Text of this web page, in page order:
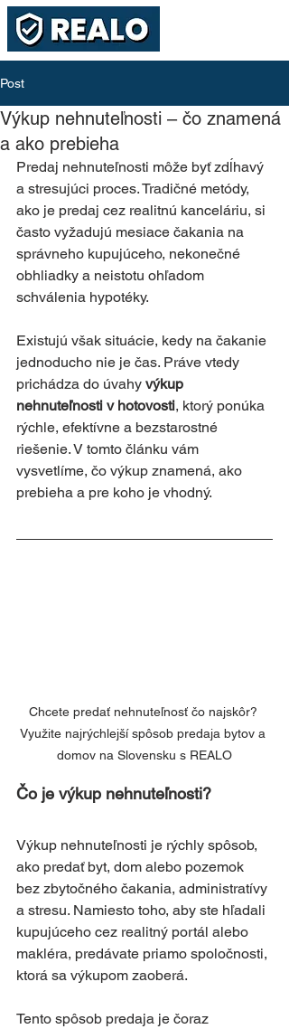
Post
Výkup nehnuteľnosti – čo znamená
a ako prebieha
Predaj nehnuteľnosti môže byť zdĺhavý
a stresujúci proces. Tradičné metódy,
ako je predaj cez realitnú kanceláriu, si
často vyžadujú mesiace čakania na
správneho kupujúceho, nekonečné
obhliadky a neistotu ohľadom
schválenia hypotéky.
Existujú však situácie, kedy na čakanie
jednoducho nie je čas. Práve vtedy
prichádza do úvahy výkup
nehnuteľnosti v hotovosti, ktorý ponúka
rýchle, efektívne a bezstarostné
riešenie. V tomto článku vám
vysvetlíme, čo výkup znamená, ako
prebieha a pre koho je vhodný.
Chcete predať nehnuteľnosť čo najskôr?
Využite najrýchlejší spôsob predaja bytov a
domov na Slovensku s REALO
Čo je výkup nehnuteľnosti?
Výkup nehnuteľnosti je rýchly spôsob,
ako predať byt, dom alebo pozemok
bez zbytočného čakania, administratívy
a stresu. Namiesto toho, aby ste hľadali
kupujúceho cez realitný portál alebo
makléra, predávate priamo spoločnosti,
ktorá sa výkupom zaoberá.
Tento spôsob predaja je čoraz